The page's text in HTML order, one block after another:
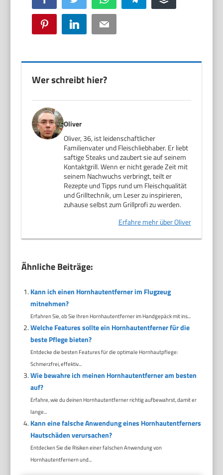
Pinterest LinkedIn Email
Wer schreibt hier?
Oliver
Oliver, 36, ist leidenschaftlicher
Familienvater und Fleischliebhaber. Er liebt
saftige Steaks und zaubert sie auf seinem
Kontaktgrill. Wenn er nicht gerade Zeit mit
seinem Nachwuchs verbringt, teilt er
Rezepte und Tipps rund um Fleischqualität
und Grilltechnik, um Leser zu inspirieren,
zuhause selbst zum Grillprofi zu werden.
Erfahre mehr über Oliver
Ähnliche Beiträge:
Kann ich einen Hornhautentferner im Flugzeug
mitnehmen?
Erfahren Sie, ob Sie Ihren Hornhautentferner im Handgepäck mit ins...
Welche Features sollte ein Hornhautentferner für die
beste Pflege bieten?
Entdecke die besten Features für die optimale Hornhautpflege:
Schmerzfrei, effektiv...
Wie bewahre ich meinen Hornhautentferner am besten
auf?
Erfahre, wie du deinen Hornhautentferner richtig aufbewahrst, damit er
lange...
Kann eine falsche Anwendung eines Hornhautentferners
Hautschäden verursachen?
Entdecken Sie die Risiken einer falschen Anwendung von
Hornhautentfernern und...